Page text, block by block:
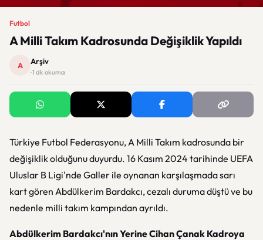
Futbol
A Milli Takım Kadrosunda Değişiklik Yapıldı
A Arşiv
· 1 dk okuma
Türkiye Futbol Federasyonu, A Milli Takım kadrosunda bir
değişiklik olduğunu duyurdu. 16 Kasım 2024 tarihinde UEFA
Uluslar B Ligi'nde Galler ile oynanan karşılaşmada sarı
kart gören Abdülkerim Bardakcı, cezalı duruma düştü ve bu
nedenle milli takım kampından ayrıldı.
Abdülkerim Bardakcı'nın Yerine Cihan Çanak Kadroya